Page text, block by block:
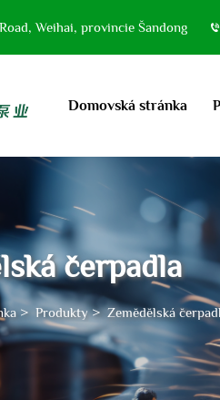
Weihai, provincie Šandong
Domovská stránka
čerpadla
> Produkty>Zemědělská